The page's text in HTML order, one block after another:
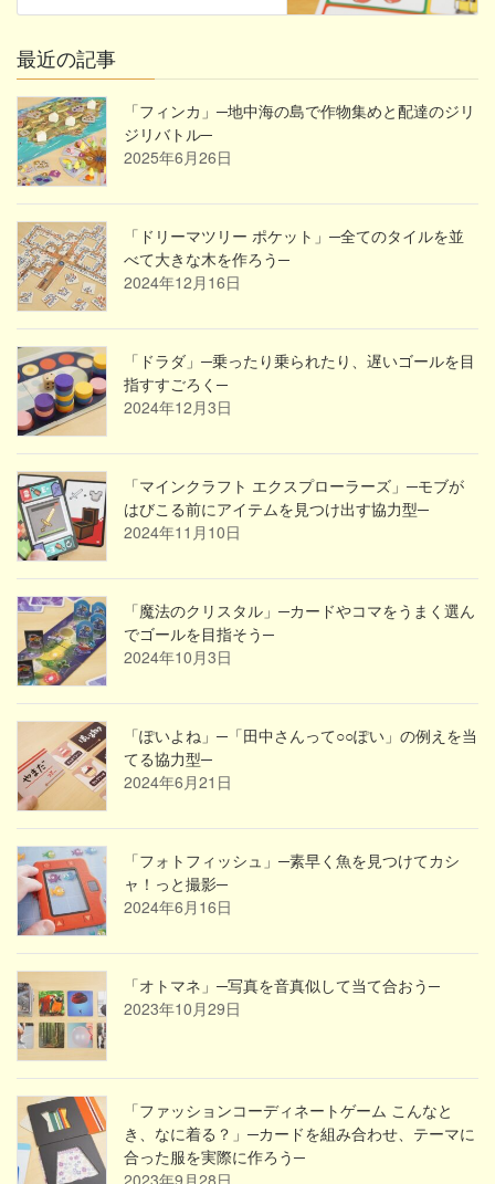
最近の記事
「フィンカ」─地中海の島で作物集めと配達のジリ
ジリバトル─
2025年6月26日
「ドリーマツリー ポケット」─全てのタイルを並
べて大きな木を作ろう─
2024年12月16日
「ドラダ」─乗ったり乗られたり、遅いゴールを目
指すすごろく─
2024年12月3日
「マインクラフト エクスプローラーズ」─モブが
はびこる前にアイテムを見つけ出す協力型─
2024年11月10日
「魔法のクリスタル」─カードやコマをうまく選ん
でゴールを目指そう─
2024年10月3日
「ぽいよね」─「田中さんって○○ぽい」の例えを当
てる協力型─
2024年6月21日
「フォトフィッシュ」─素早く魚を見つけてカシ
ャ！っと撮影─
2024年6月16日
「オトマネ」─写真を音真似して当て合おう─
2023年10月29日
「ファッションコーディネートゲーム こんなと
き、なに着る？」─カードを組み合わせ、テーマに
合った服を実際に作ろう─
2023年9月28日